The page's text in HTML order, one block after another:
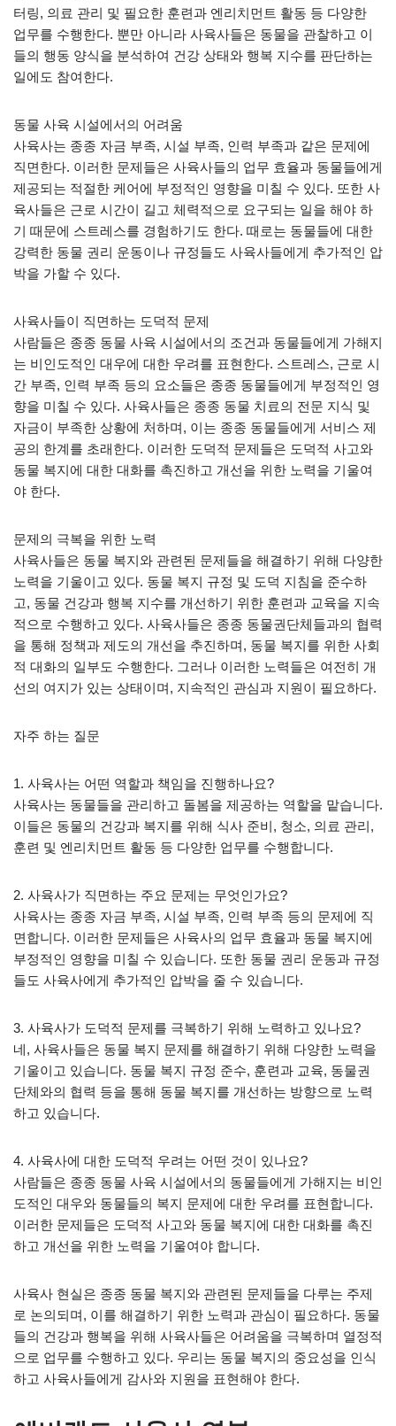
터링, 의료 관리 및 필요한 훈련과 엔리치먼트 활동 등 다양한
업무를 수행한다. 뿐만 아니라 사육사들은 동물을 관찰하고 이
들의 행동 양식을 분석하여 건강 상태와 행복 지수를 판단하는
일에도 참여한다.
동물 사육 시설에서의 어려움
사육사는 종종 자금 부족, 시설 부족, 인력 부족과 같은 문제에
직면한다. 이러한 문제들은 사육사들의 업무 효율과 동물들에게
제공되는 적절한 케어에 부정적인 영향을 미칠 수 있다. 또한 사
육사들은 근로 시간이 길고 체력적으로 요구되는 일을 해야 하
기 때문에 스트레스를 경험하기도 한다. 때로는 동물들에 대한
강력한 동물 권리 운동이나 규정들도 사육사들에게 추가적인 압
박을 가할 수 있다.
사육사들이 직면하는 도덕적 문제
사람들은 종종 동물 사육 시설에서의 조건과 동물들에게 가해지
는 비인도적인 대우에 대한 우려를 표현한다. 스트레스, 근로 시
간 부족, 인력 부족 등의 요소들은 종종 동물들에게 부정적인 영
향을 미칠 수 있다. 사육사들은 종종 동물 치료의 전문 지식 및
자금이 부족한 상황에 처하며, 이는 종종 동물들에게 서비스 제
공의 한계를 초래한다. 이러한 도덕적 문제들은 도덕적 사고와
동물 복지에 대한 대화를 촉진하고 개선을 위한 노력을 기울여
야 한다.
문제의 극복을 위한 노력
사육사들은 동물 복지와 관련된 문제들을 해결하기 위해 다양한
노력을 기울이고 있다. 동물 복지 규정 및 도덕 지침을 준수하
고, 동물 건강과 행복 지수를 개선하기 위한 훈련과 교육을 지속
적으로 수행하고 있다. 사육사들은 종종 동물권단체들과의 협력
을 통해 정책과 제도의 개선을 추진하며, 동물 복지를 위한 사회
적 대화의 일부도 수행한다. 그러나 이러한 노력들은 여전히 개
선의 여지가 있는 상태이며, 지속적인 관심과 지원이 필요하다.
자주 하는 질문
1. 사육사는 어떤 역할과 책임을 진행하나요?
사육사는 동물들을 관리하고 돌봄을 제공하는 역할을 맡습니다.
이들은 동물의 건강과 복지를 위해 식사 준비, 청소, 의료 관리,
훈련 및 엔리치먼트 활동 등 다양한 업무를 수행합니다.
2. 사육사가 직면하는 주요 문제는 무엇인가요?
사육사는 종종 자금 부족, 시설 부족, 인력 부족 등의 문제에 직
면합니다. 이러한 문제들은 사육사의 업무 효율과 동물 복지에
부정적인 영향을 미칠 수 있습니다. 또한 동물 권리 운동과 규정
들도 사육사에게 추가적인 압박을 줄 수 있습니다.
3. 사육사가 도덕적 문제를 극복하기 위해 노력하고 있나요?
네, 사육사들은 동물 복지 문제를 해결하기 위해 다양한 노력을
기울이고 있습니다. 동물 복지 규정 준수, 훈련과 교육, 동물권
단체와의 협력 등을 통해 동물 복지를 개선하는 방향으로 노력
하고 있습니다.
4. 사육사에 대한 도덕적 우려는 어떤 것이 있나요?
사람들은 종종 동물 사육 시설에서의 동물들에게 가해지는 비인
도적인 대우와 동물들의 복지 문제에 대한 우려를 표현합니다.
이러한 문제들은 도덕적 사고와 동물 복지에 대한 대화를 촉진
하고 개선을 위한 노력을 기울여야 합니다.
사육사 현실은 종종 동물 복지와 관련된 문제들을 다루는 주제
로 논의되며, 이를 해결하기 위한 노력과 관심이 필요하다. 동물
들의 건강과 행복을 위해 사육사들은 어려움을 극복하며 열정적
으로 업무를 수행하고 있다. 우리는 동물 복지의 중요성을 인식
하고 사육사들에게 감사와 지원을 표현해야 한다.